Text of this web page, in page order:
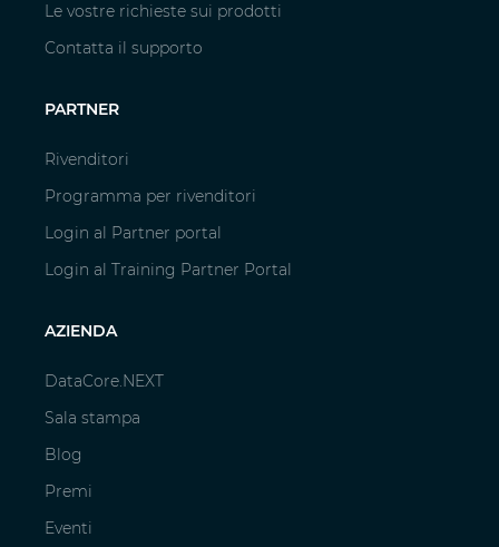
Le vostre richieste sui prodotti
Contatta il supporto
PARTNER
Rivenditori
Programma per rivenditori
Login al Partner portal
Login al Training Partner Portal
AZIENDA
DataCore.NEXT
Sala stampa
Blog
Premi
Eventi